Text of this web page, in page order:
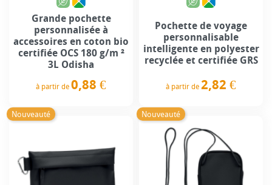
Grande pochette
personnalisée à
accessoires en coton bio
certifiée OCS 180 g/m ²
3L Odisha
à partir de 0,88 €
Pochette de voyage
personnalisable
intelligente en polyester
recyclée et certifiée GRS
à partir de 2,82 €
Nouveauté Nouveauté